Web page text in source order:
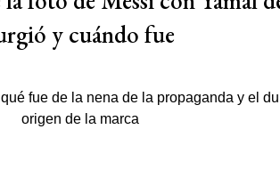
y cuándo fue